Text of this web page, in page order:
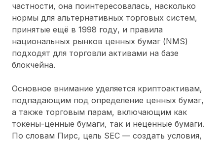
частности, она поинтересовалась, насколько
нормы для альтернативных торговых систем,
принятые ещё в 1998 году, и правила
национальных рынков ценных бумаг (NMS)
подходят для торговли активами на базе
блокчейна.
Основное внимание уделяется криптоактивам,
подпадающим под определение ценных бумаг,
а также торговым парам, включающим как
токены-ценные бумаги, так и неценные бумаги.
По словам Пирс, цель SEC — создать условия,